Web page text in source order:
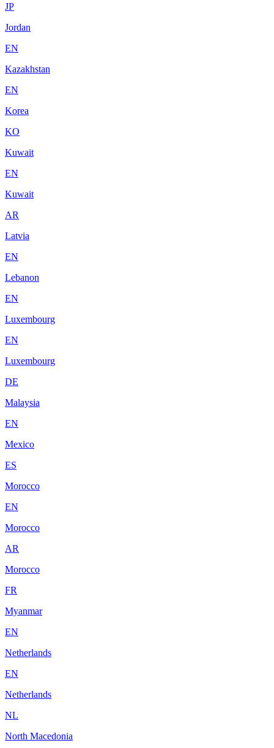
JP
Jordan
EN
Kazakhstan
EN
Korea
KO
Kuwait
EN
Kuwait
AR
Latvia
EN
Lebanon
EN
Luxembourg
EN
Luxembourg
DE
Malaysia
EN
Mexico
ES
Morocco
EN
Morocco
AR
Morocco
FR
Myanmar
EN
Netherlands
EN
Netherlands
NL
North Macedonia